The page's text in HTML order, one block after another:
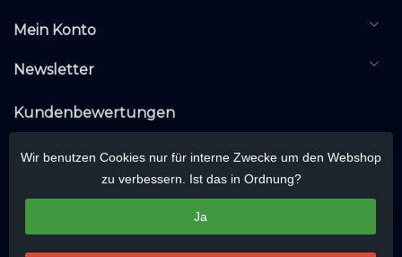
Mein Konto
Newsletter
Kundenbewertungen
Wir benutzen Cookies nur für interne Zwecke um den Webshop
zu verbessern. Ist das in Ordnung?
Ja